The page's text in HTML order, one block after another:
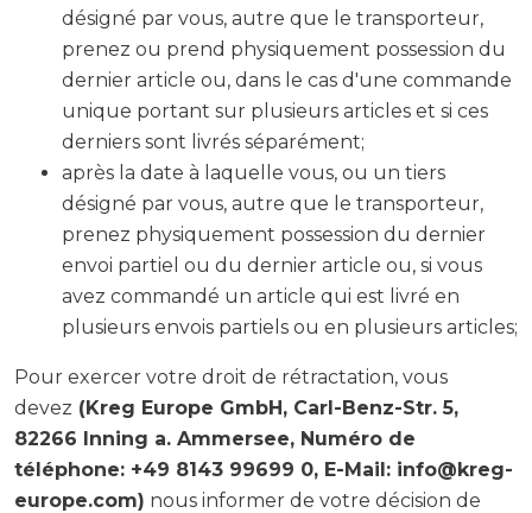
désigné par vous, autre que le transporteur,
prenez ou prend physiquement possession du
dernier article ou, dans le cas d'une commande
unique portant sur plusieurs articles et si ces
derniers sont livrés séparément;
après la date à laquelle vous, ou un tiers
désigné par vous, autre que le transporteur,
prenez physiquement possession du dernier
envoi partiel ou du dernier article ou, si vous
avez commandé un article qui est livré en
plusieurs envois partiels ou en plusieurs articles;
Pour exercer votre droit de rétractation, vous
devez (Kreg Europe GmbH, Carl-Benz-Str. 5,
82266 Inning a. Ammersee, Numéro de
téléphone: +49 8143 99699 0, E-Mail: info@kreg-
europe.com) nous informer de votre décision de